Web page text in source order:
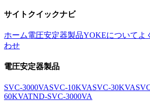
サイトクイックナビ
ホーム電圧安定器製品YOKEについて よ
わせ
電圧安定器製品
SVC-3000VASVC-10KVASVC-30KVA
60KVATND-SVC-3000VA